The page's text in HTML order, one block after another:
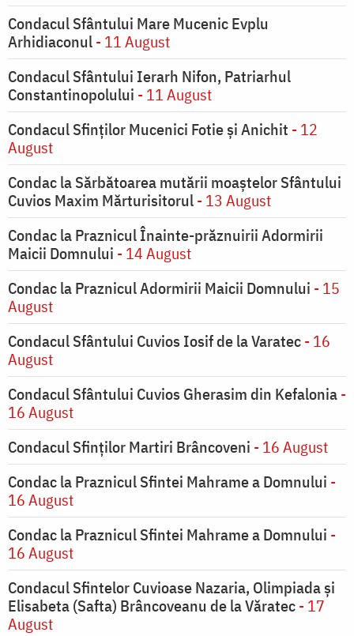
Condacul Sfântului Mare Mucenic Evplu
Arhidiaconul- 11 August
Condacul Sfântului Ierarh Nifon, Patriarhul
Constantinopolului - 11 August
Condacul Sfinţilor Mucenici Fotie şi Anichit - 12
August
Condac la Sărbătoarea mutării moaştelor Sfântului
Cuvios Maxim Mărturisitorul- 13 August
Condac la Praznicul Înainte-prăznuirii Adormirii
Maicii Domnului - 14 August
Condac la Praznicul Adormirii Maicii Domnului - 15
August
Condacul Sfântului Cuvios Iosif de la Varatec- 16
August
Condacul Sfântului Cuvios Gherasim din Kefalonia-
16 August
Condacul Sfinților Martiri Brâncoveni - 16 August
Condac la Praznicul Sfintei Mahrame a Domnului -
16 August
Condac la Praznicul Sfintei Mahrame a Domnului -
16 August
Condacul Sfintelor Cuvioase Nazaria, Olimpiada și
Elisabeta (Safta) Brâncoveanu de la Văratec- 17
August